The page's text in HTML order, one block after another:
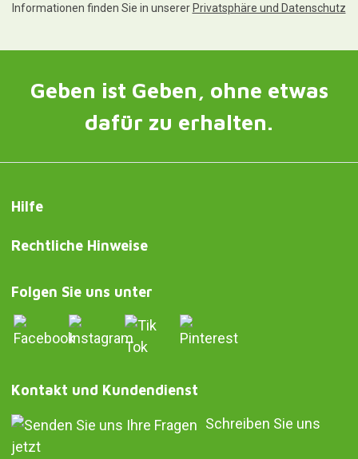
Informationen finden Sie in unserer Privatsphäre und Datenschutz
Geben ist Geben, ohne etwas
dafür zu erhalten.
Hilfe
Rechtliche Hinweise
Folgen Sie uns unter
Kontakt und Kundendienst
Schreiben Sie uns
jetzt